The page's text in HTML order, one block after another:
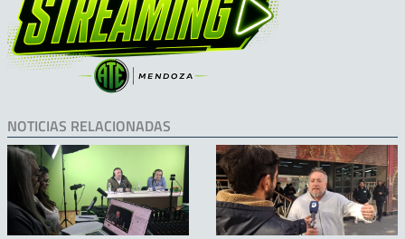
NOTICIAS RELACIONADAS